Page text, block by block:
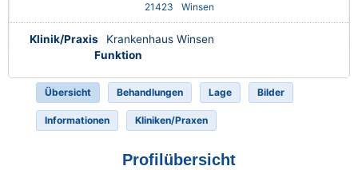
21423
Winsen
Klinik/Praxis
Krankenhaus Winsen
Funktion
Übersicht Behandlungen Lage Bilder
Informationen Kliniken/Praxen
Profilübersicht